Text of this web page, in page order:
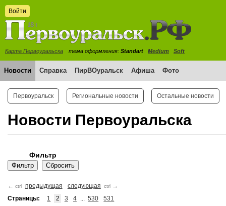
Войти
Карта Первоуральска тема оформления: Standart Medium Soft
Новости Справка ПирВОуральск Афиша Фото
Первоуральск Региональные новости Остальные новости
Новости Первоуральска
Фильтр
← ctrl предыдущая следующая ctrl →
Страницы:
1 2 3 4 ... 530 531